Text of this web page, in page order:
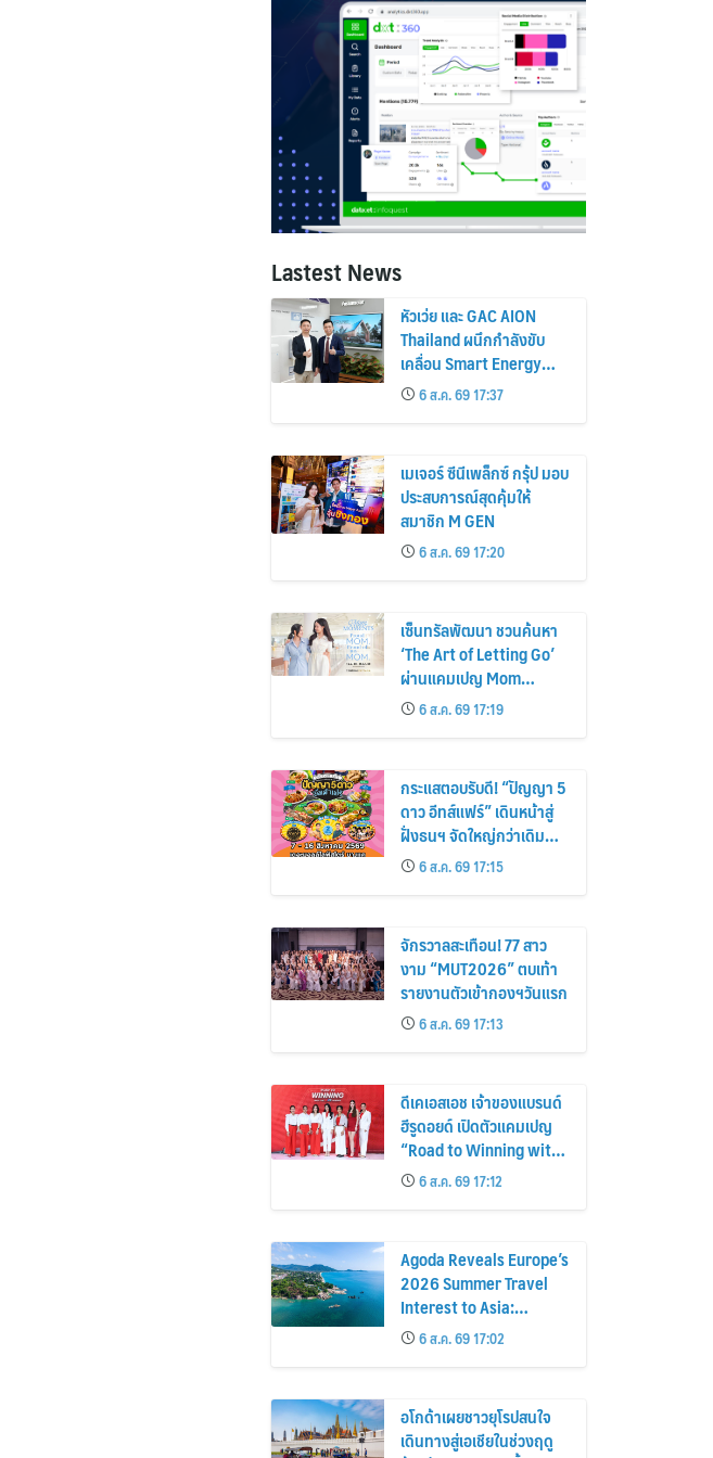
Lastest News
หัวเว่ย และ GAC AION
Thailand ผนึกกำลังขับ
เคลื่อน Smart Energy
Ecosystem เชื่อม GAC
GN8 PHEV รถยนต์ MPV
ระดับพรีเมียม เข้ากับ
พลังงานแสงอาทิตย์ภายใน
บ้าน
6 ส.ค. 69 17:37
เมเจอร์ ซีนีเพล็กซ์ กรุ้ป มอบ
ประสบการณ์สุดคุ้มให้
สมาชิก M GEN
6 ส.ค. 69 17:20
เซ็นทรัลพัฒนา ชวนค้นหา
‘The Art of Letting Go’
ผ่านแคมเปญ Mom
Moments: Proud Mom.
Proud of My Mom.
6 ส.ค. 69 17:19
กระแสตอบรับดี! “ปัญญา 5
ดาว อีทส์แฟร์” เดินหน้าสู่
ฝั่งธนฯ จัดใหญ่กว่าเดิม
ร้านเด็ดเพิ่ม อิ่มฟิน 10 วัน
เต็ม!
6 ส.ค. 69 17:15
จักรวาลสะเทือน! 77 สาว
งาม “MUT2026” ตบเท้า
รายงานตัวเข้ากองฯวันแรก
6 ส.ค. 69 17:13
ดีเคเอสเอช เจ้าของแบรนด์
ฮีรูดอยด์ เปิดตัวแคมเปญ
“Road to Winning with
the MPS Science”
6 ส.ค. 69 17:12
Agoda Reveals Europe’s
2026 Summer Travel
Interest to Asia:
Bangkok, Koh Samui,
and Pattaya Among the
Top Cities
6 ส.ค. 69 17:02
อโกด้าเผยชาวยุโรปสนใจ
เดินทางสู่เอเชียในช่วงฤดู